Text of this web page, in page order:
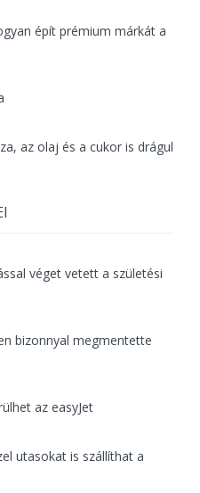
épít prémium márkát a
az olaj és a cukor is drágul
véget vetett a születési
bizonnyal megmentette
az easyJet
utasokat is szállíthat a